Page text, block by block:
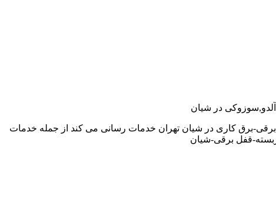
در شیان
برق کاری در شیان تهران خدمات رسانی می کند از جمله خدمات
قفل برقی-شیان